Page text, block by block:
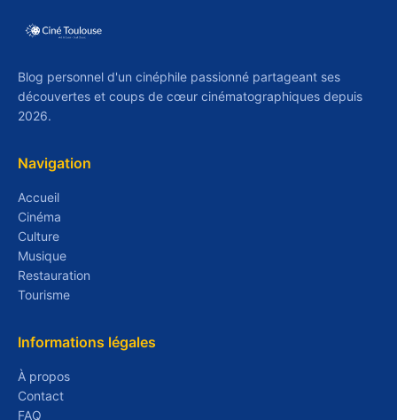
Blog personnel d'un cinéphile passionné partageant ses
découvertes et coups de cœur cinématographiques depuis
2026.
Navigation
Accueil
Cinéma
Culture
Musique
Restauration
Tourisme
Informations légales
À propos
Contact
FAQ